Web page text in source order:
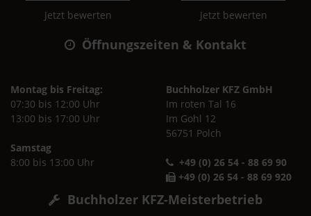
Jetzt bewerten Jetzt bewerten
Öffnungszeiten & Kontakt
Montag bis Freitag:
07:30 bis 12:00 Uhr
13:00 bis 17:00 Uhr
Samstag
8:00 bis 13:00 Uhr
Buchholzer KFZ GmbH
Im roten Tal 16
Im Gohl 12
56751 Polch
+49 (0) 26 54 - 88 69 90
+49 (0) 26 54 - 88 69 920
Buchholzer KFZ-Meisterbetrieb